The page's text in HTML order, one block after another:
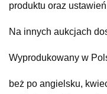
produktu oraz
Na innych aukcjach
Wyprodukowany w
beż po angielsku,